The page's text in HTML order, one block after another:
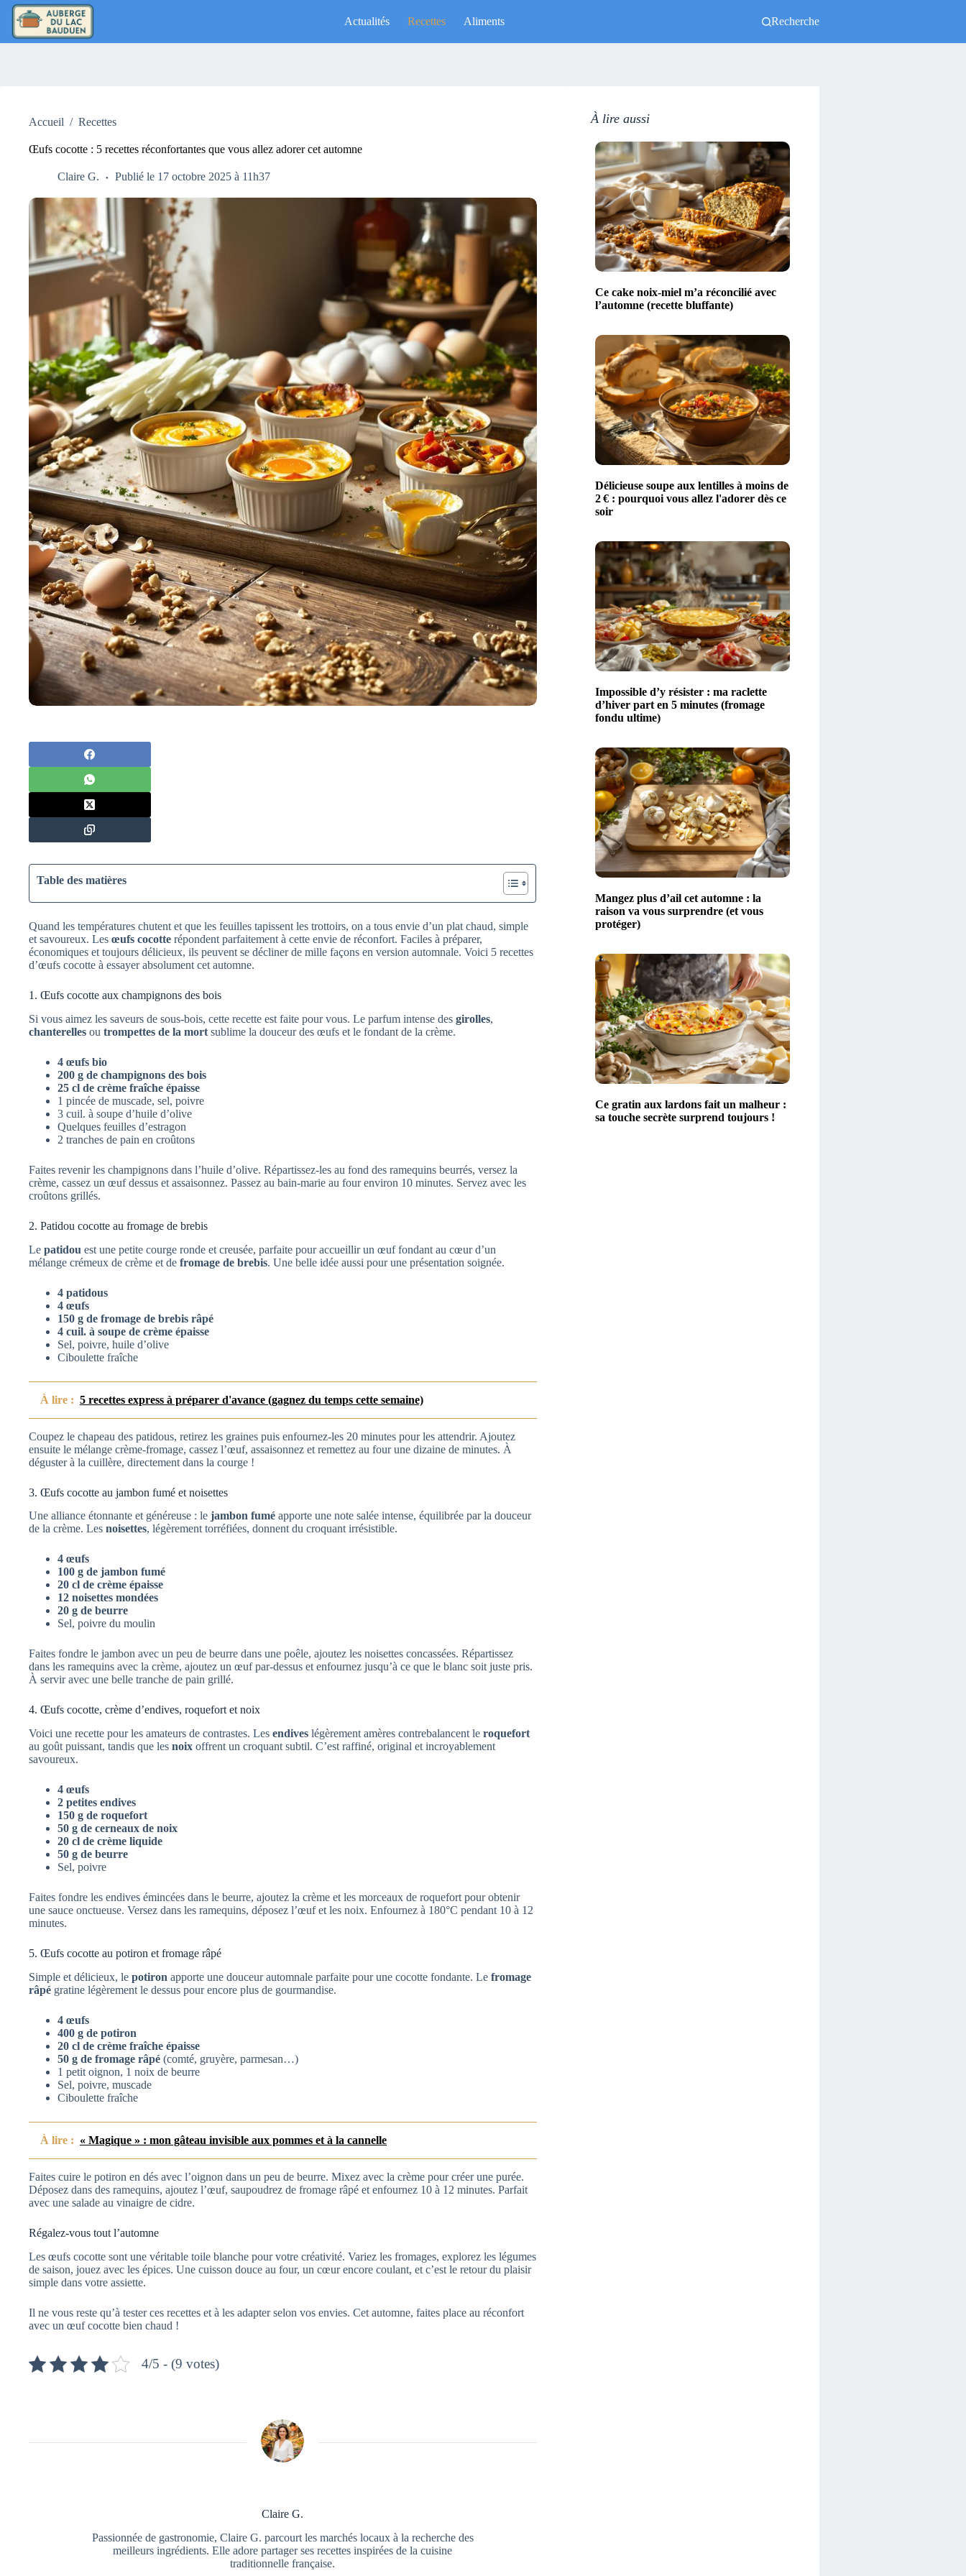
Passer
contenu
Actualités Recettes Aliments Recherche
Accueil / Recettes
Œufs cocotte : 5 recettes réconfortantes que vous allez adorer cet automne
Claire G. Publié le 17 octobre 2025 à 11h37
Table des matières
Quand les températures chutent et que les feuilles tapissent les trottoirs, on a tous envie d’un plat chaud, simple
et savoureux. Les œufs cocotte répondent parfaitement à cette envie de réconfort. Faciles à préparer,
économiques et toujours délicieux, ils peuvent se décliner de mille façons en version automnale. Voici 5 recettes
d’œufs cocotte à essayer absolument cet automne.
1. Œufs cocotte aux champignons des bois
Si vous aimez les saveurs de sous-bois, cette recette est faite pour vous. Le parfum intense des girolles,
chanterelles ou trompettes de la mort sublime la douceur des œufs et le fondant de la crème.
4 œufs bio
200 g de champignons des bois
25 cl de crème fraîche épaisse
1 pincée de muscade, sel, poivre
3 cuil. à soupe d’huile d’olive
Quelques feuilles d’estragon
2 tranches de pain en croûtons
Faites revenir les champignons dans l’huile d’olive. Répartissez-les au fond des ramequins beurrés, versez la
crème, cassez un œuf dessus et assaisonnez. Passez au bain-marie au four environ 10 minutes. Servez avec les
croûtons grillés.
2. Patidou cocotte au fromage de brebis
Le patidou est une petite courge ronde et creusée, parfaite pour accueillir un œuf fondant au cœur d’un
mélange crémeux de crème et de fromage de brebis. Une belle idée aussi pour une présentation soignée.
4 patidous
4 œufs
150 g de fromage de brebis râpé
4 cuil. à soupe de crème épaisse
Sel, poivre, huile d’olive
Ciboulette fraîche
À lire : 5 recettes express à préparer d'avance (gagnez du temps cette semaine)
Coupez le chapeau des patidous, retirez les graines puis enfournez-les 20 minutes pour les attendrir. Ajoutez
ensuite le mélange crème-fromage, cassez l’œuf, assaisonnez et remettez au four une dizaine de minutes. À
déguster à la cuillère, directement dans la courge !
3. Œufs cocotte au jambon fumé et noisettes
Une alliance étonnante et généreuse : le jambon fumé apporte une note salée intense, équilibrée par la douceur
de la crème. Les noisettes, légèrement torréfiées, donnent du croquant irrésistible.
4 œufs
100 g de jambon fumé
20 cl de crème épaisse
12 noisettes mondées
20 g de beurre
Sel, poivre du moulin
Faites fondre le jambon avec un peu de beurre dans une poêle, ajoutez les noisettes concassées. Répartissez
dans les ramequins avec la crème, ajoutez un œuf par-dessus et enfournez jusqu’à ce que le blanc soit juste pris.
À servir avec une belle tranche de pain grillé.
4. Œufs cocotte, crème d’endives, roquefort et noix
Voici une recette pour les amateurs de contrastes. Les endives légèrement amères contrebalancent le roquefort
au goût puissant, tandis que les noix offrent un croquant subtil. C’est raffiné, original et incroyablement
savoureux.
4 œufs
2 petites endives
150 g de roquefort
50 g de cerneaux de noix
20 cl de crème liquide
50 g de beurre
Sel, poivre
Faites fondre les endives émincées dans le beurre, ajoutez la crème et les morceaux de roquefort pour obtenir
une sauce onctueuse. Versez dans les ramequins, déposez l’œuf et les noix. Enfournez à 180°C pendant 10 à 12
minutes.
5. Œufs cocotte au potiron et fromage râpé
Simple et délicieux, le potiron apporte une douceur automnale parfaite pour une cocotte fondante. Le fromage
râpé gratine légèrement le dessus pour encore plus de gourmandise.
4 œufs
400 g de potiron
20 cl de crème fraîche épaisse
50 g de fromage râpé (comté, gruyère, parmesan…)
1 petit oignon, 1 noix de beurre
Sel, poivre, muscade
Ciboulette fraîche
À lire : « Magique » : mon gâteau invisible aux pommes et à la cannelle
Faites cuire le potiron en dés avec l’oignon dans un peu de beurre. Mixez avec la crème pour créer une purée.
Déposez dans des ramequins, ajoutez l’œuf, saupoudrez de fromage râpé et enfournez 10 à 12 minutes. Parfait
avec une salade au vinaigre de cidre.
Régalez-vous tout l’automne
Les œufs cocotte sont une véritable toile blanche pour votre créativité. Variez les fromages, explorez les légumes
de saison, jouez avec les épices. Une cuisson douce au four, un cœur encore coulant, et c’est le retour du plaisir
simple dans votre assiette.
Il ne vous reste qu’à tester ces recettes et à les adapter selon vos envies. Cet automne, faites place au réconfort
avec un œuf cocotte bien chaud !
4/5 - (9 votes)
Claire G.
Passionnée de gastronomie, Claire G. parcourt les marchés locaux à la recherche des
meilleurs ingrédients. Elle adore partager ses recettes inspirées de la cuisine
traditionnelle française.
À lire aussi
Ce cake noix-miel m’a réconcilié avec
l’automne (recette bluffante)
Délicieuse soupe aux lentilles à moins de
2 € : pourquoi vous allez l'adorer dès ce
soir
Impossible d’y résister : ma raclette
d’hiver part en 5 minutes (fromage
fondu ultime)
Mangez plus d’ail cet automne : la
raison va vous surprendre (et vous
protéger)
Ce gratin aux lardons fait un malheur :
sa touche secrète surprend toujours !